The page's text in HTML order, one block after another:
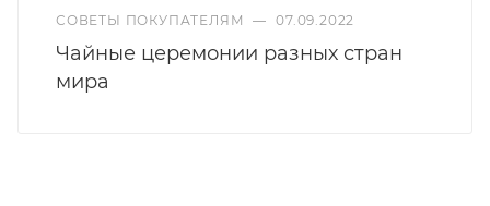
СОВЕТЫ ПОКУПАТЕЛЯМ — 07.09.2022
Чайные церемонии разных стран
мира